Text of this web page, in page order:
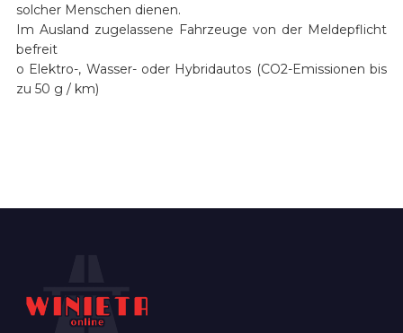
solcher Menschen dienen.
Im Ausland zugelassene Fahrzeuge von der Meldepflicht
befreit
o Elektro-, Wasser- oder Hybridautos (CO2-Emissionen bis
zu 50 g / km)